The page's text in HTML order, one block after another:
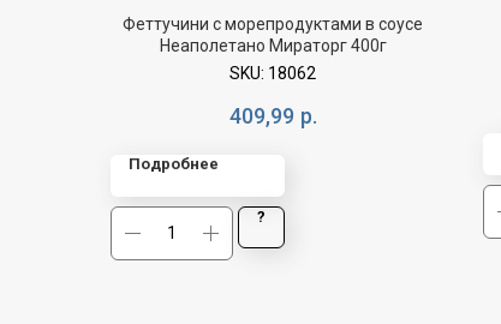
Феттучини с морепродуктами в соусе
Неаполетано Мираторг 400г
SKU: 18062
409,99 р.
Подробнее
?